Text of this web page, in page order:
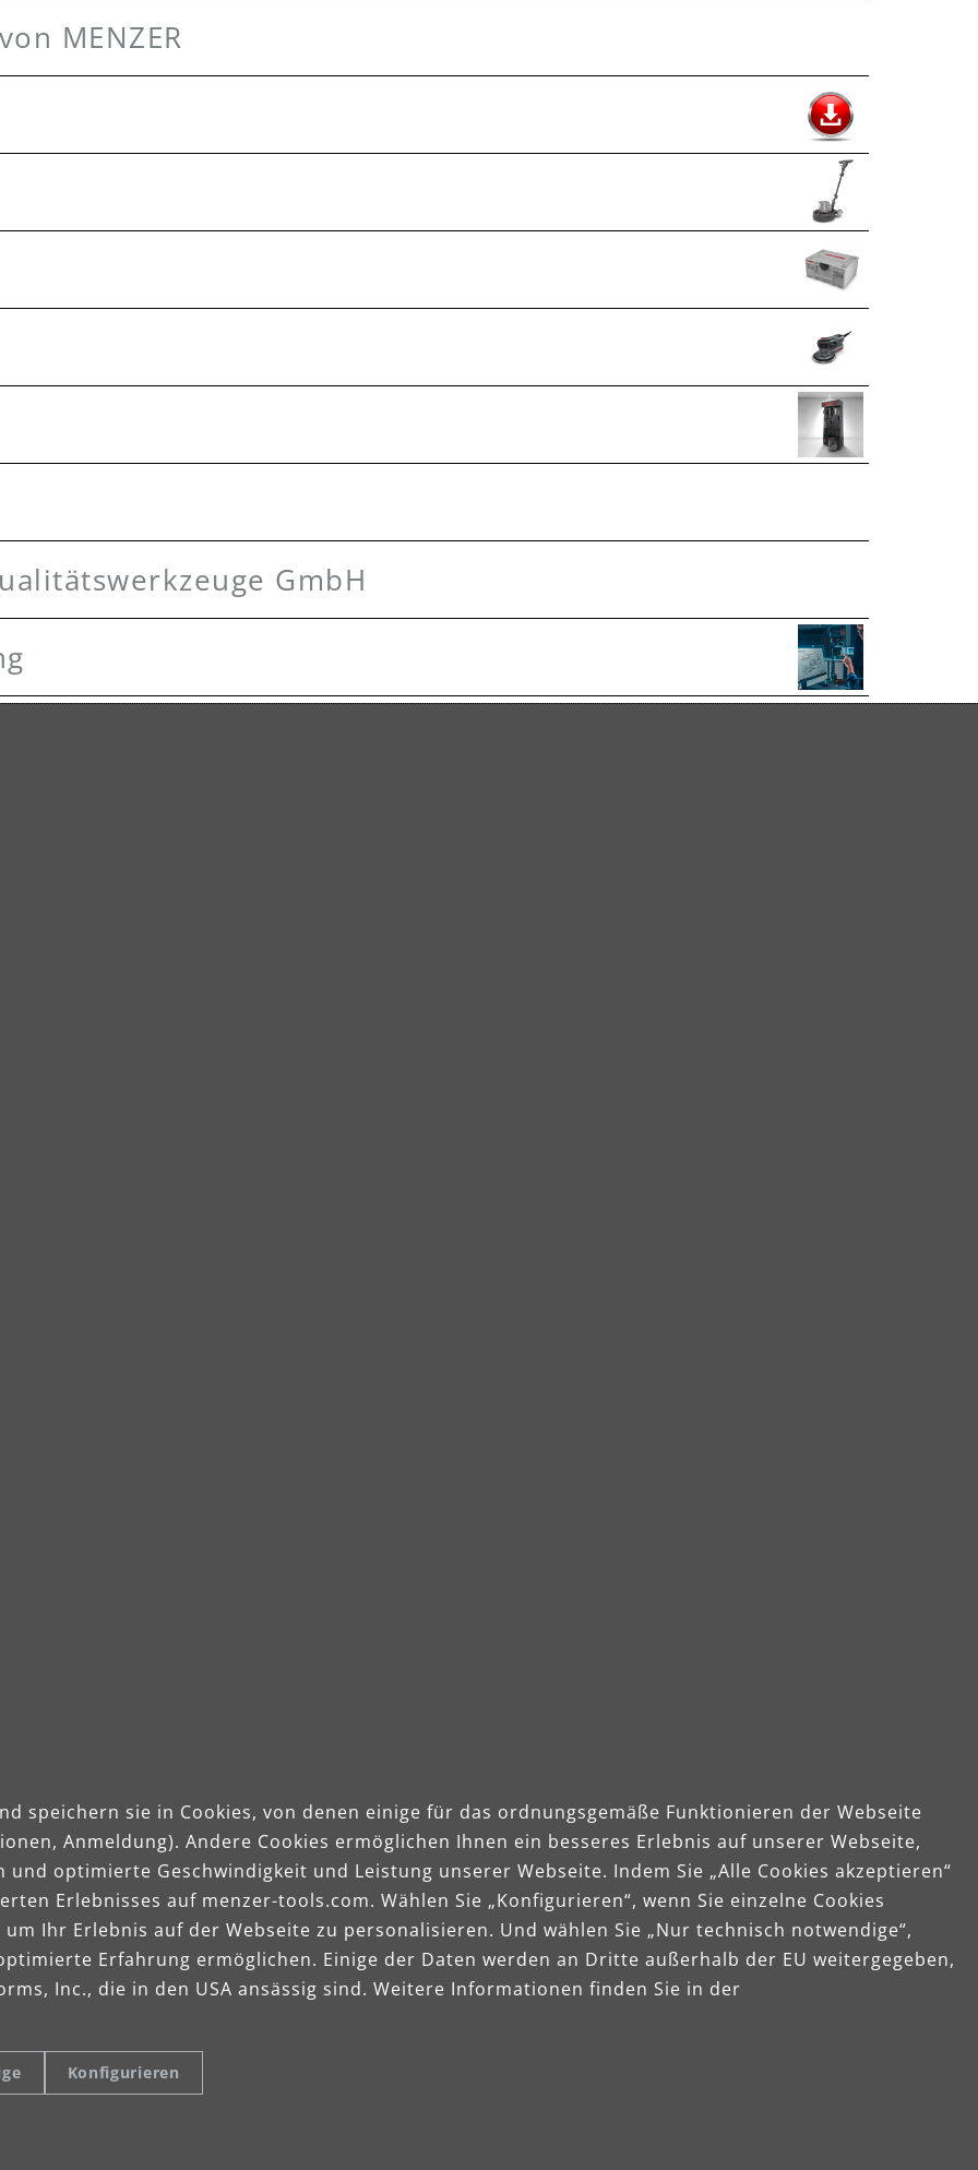
MENZER
GmbH
speichern sie in Cookies, von denen einige für das ordnungsgemäße Funktionieren der Webseite
Anmeldung). Andere Cookies ermöglichen Ihnen ein besseres Erlebnis auf unserer Webseite,
optimierte Geschwindigkeit und Leistung unserer Webseite. Indem Sie „Alle Cookies akzeptieren“
Erlebnisses auf menzer-tools.com. Wählen Sie „Konfigurieren“, wenn Sie einzelne Cookies
Ihr Erlebnis auf der Webseite zu personalisieren. Und wählen Sie „Nur technisch notwendige“,
Erfahrung ermöglichen. Einige der Daten werden an Dritte außerhalb der EU weitergegeben,
Inc., die in den USA ansässig sind. Weitere Informationen finden Sie in der
Konfigurieren